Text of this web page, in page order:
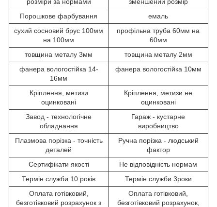
Порошкове фарбування
емаль
сухий сосновий брус 100мм
на 100мм
профільна труба 60мм на
60мм
товщина металу 3мм
товщина металу 2мм
фанера вологостійка 14-
16мм
фанера вологостійка 10мм
Кріплення, метизи
оцинковані
Кріплення, метизи не
оцинковані
Завод - технологічне
обладнання
Гараж - кустарне
виробництво
Плазмова порізка - точність
деталей
Ручна порізка - людський
фактор
Сертифікати якості
Не відповідність нормам
Термін служби 10 років
Термін служби 3роки
Оплата готівковий,
безготівковий розрахунок з
Оплата готівковий,
безготівковий розрахунок,